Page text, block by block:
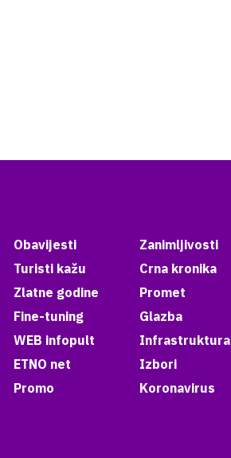
Obavijesti
Turisti kažu
Zlatne godine
Fine-tuning
WEB infopult
ETNO net
Promo
Zanimljivosti
Crna kronika
Promet
Glazba
Infrastruktura
Izbori
Koronavirus